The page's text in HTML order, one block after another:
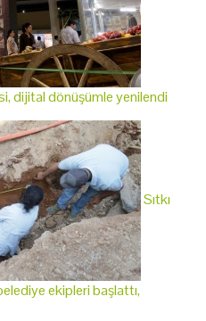
dijital dönüşümle yenilendi
Sıtkı
ekipleri başlattı,